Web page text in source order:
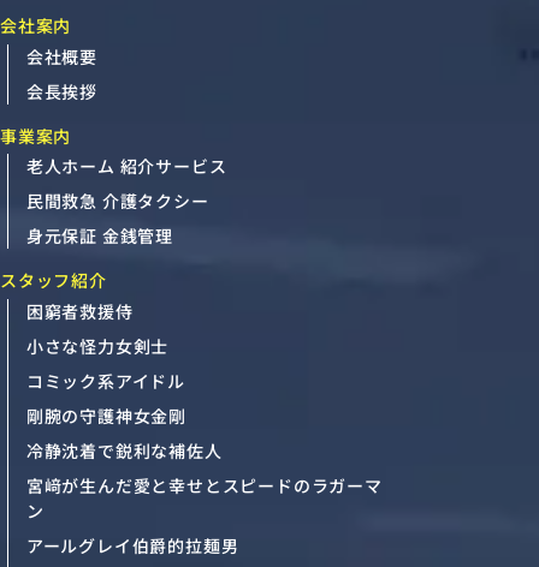
会社案内
会社概要
会長挨拶
事業案内
老人ホーム 紹介サービス
民間救急 介護タクシー
身元保証 金銭管理
スタッフ紹介
困窮者救援侍
小さな怪力女剣士
コミック系アイドル
剛腕の守護神女金剛
冷静沈着で鋭利な補佐人
宮﨑が生んだ愛と幸せとスピードのラガーマ
ン
アールグレイ伯爵的拉麺男